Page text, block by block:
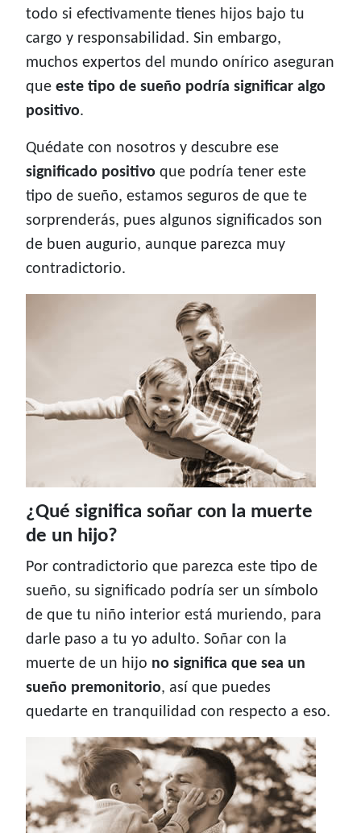
todo si efectivamente tienes hijos bajo tu
cargo y responsabilidad. Sin embargo,
muchos expertos del mundo onírico aseguran
que este tipo de sueño podría significar algo
positivo.
Quédate con nosotros y descubre ese
significado positivo que podría tener este
tipo de sueño, estamos seguros de que te
sorprenderás, pues algunos significados son
de buen augurio, aunque parezca muy
contradictorio.
¿Qué significa soñar con la muerte
de un hijo?
Por contradictorio que parezca este tipo de
sueño, su significado podría ser un símbolo
de que tu niño interior está muriendo, para
darle paso a tu yo adulto. Soñar con la
muerte de un hijo no significa que sea un
sueño premonitorio, así que puedes
quedarte en tranquilidad con respecto a eso.